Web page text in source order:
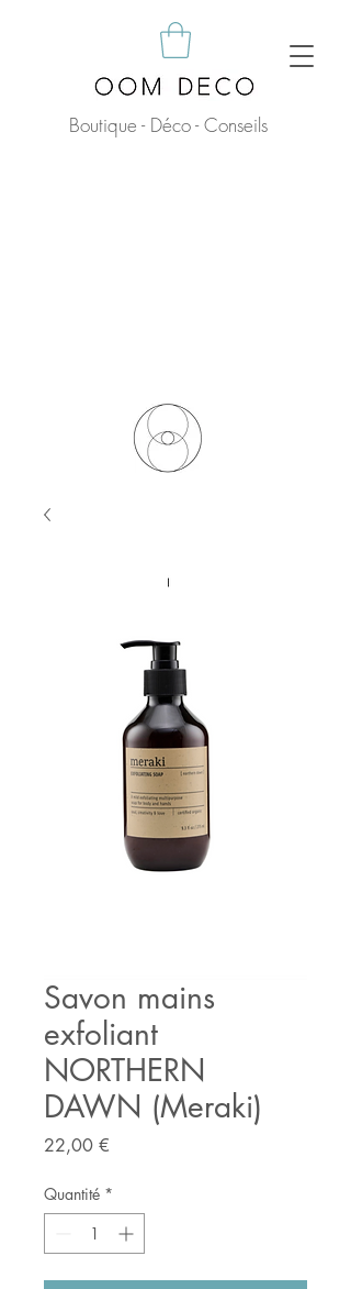
Boutique - Déco - Conseils
Savon mains
exfoliant
NORTHERN
DAWN (Meraki)
22,00 €
Quantité *